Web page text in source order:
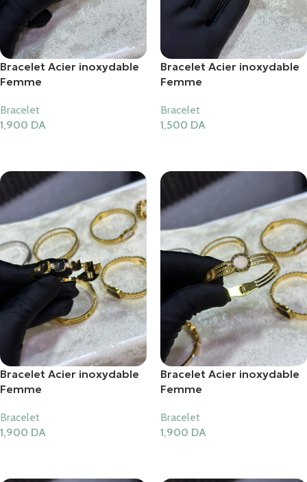
Bracelet Acier inoxydable
Femme
Bracelet
1,900 DA
Bracelet Acier inoxydable
Femme
Bracelet
1,500 DA
Bracelet Acier inoxydable
Femme
Bracelet
1,900 DA
Bracelet Acier inoxydable
Femme
Bracelet
1,900 DA